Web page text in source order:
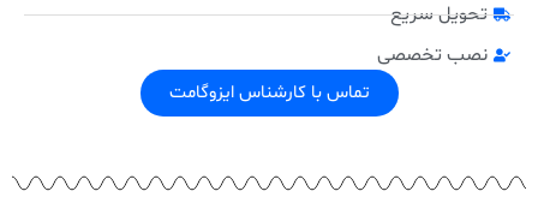
تحویل سریع
نصب تخصصی
تماس با کارشناس ایزوگامت